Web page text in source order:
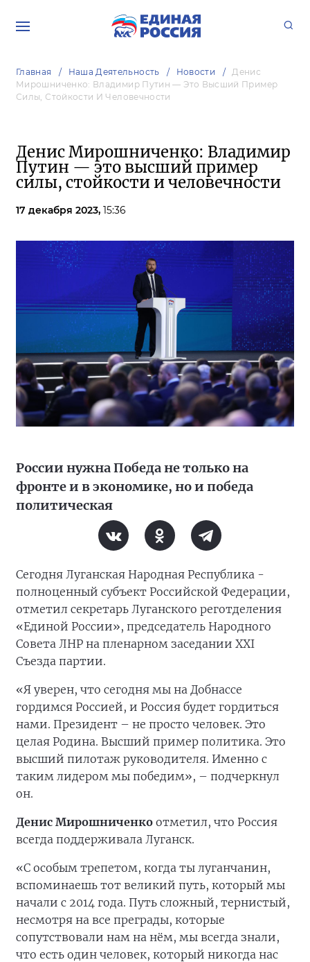
Главная Наша Деятельность Новости
Денис
Мирошниченко: Владимир Путин — Это Высший Пример
Силы, Стойкости И Человечности
Денис Мирошниченко: Владимир
Путин — это высший пример
силы, стойкости и человечности
17 декабря 2023, 15:36
России нужна Победа не только на
фронте и в экономике, но и победа
политическая
Сегодня Луганская Народная Республика -
полноценный субъект Российской Федерации,
отметил секретарь Луганского реготделения
«Единой России», председатель Народного
Совета ЛНР на пленарном заседании XXI
Съезда партии.
«Я уверен, что сегодня мы на Добнассе
гордимся Россией, и Россия будет гордиться
нами. Президент – не просто человек. Это
целая Родина. Высший пример политика. Это
высший пилотаж руководителя. Именно с
таким лидером мы победим», – подчеркнул
он.
Денис Мирошниченко отметил, что Россия
всегда поддерживала Луганск.
«С особым трепетом, когда ты луганчанин,
вспоминаешь тот великий путь, который мы
начали с 2014 года. Путь сложный, тернистый,
несмотря на все преграды, которые
сопутствовали нам на нём, мы всегда знали,
что есть один человек, который никогда нас